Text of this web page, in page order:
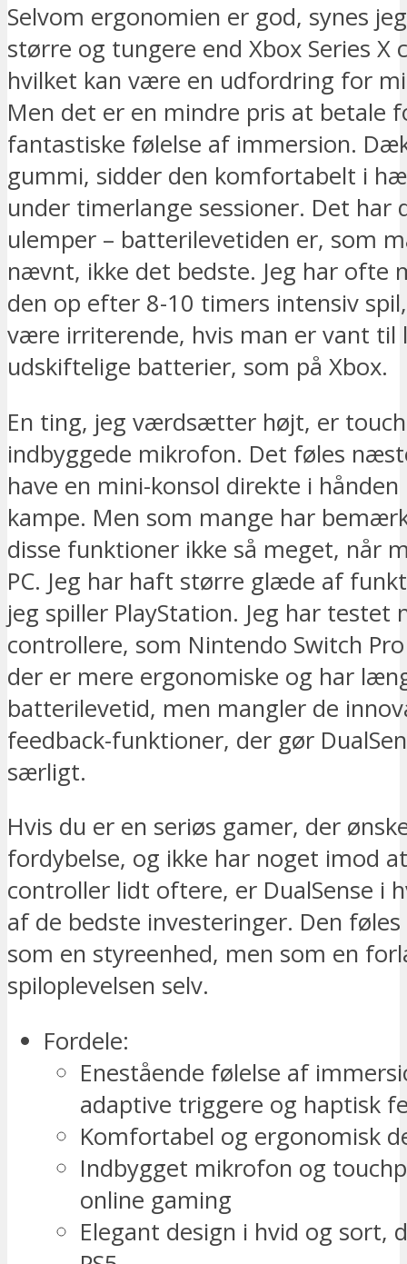
Selvom ergonomien er god, synes
større og tungere end Xbox Series X
hvilket kan være en udfordring for
Men det er en mindre pris at betale
fantastiske følelse af immersion.
gummi, sidder den komfortabelt i
under timerlange sessioner. Det har
ulemper – batterilevetiden er, som
nævnt, ikke det bedste. Jeg har ofte
den op efter 8-10 timers intensiv
være irriterende, hvis man er vant til
udskiftelige batterier, som på Xbox.
En ting, jeg værdsætter højt, er
indbyggede mikrofon. Det føles
have en mini-konsol direkte i
kampe. Men som mange har
disse funktioner ikke så meget, når
PC. Jeg har haft større glæde af
jeg spiller PlayStation. Jeg har testet
controllere, som Nintendo Switch
der er mere ergonomiske og har
batterilevetid, men mangler de
feedback-funktioner, der gør
særligt.
Hvis du er en seriøs gamer, der
fordybelse, og ikke har noget imod
controller lidt oftere, er DualSense i
af de bedste investeringer. Den
som en styreenhed, men som en
spiloplevelsen selv.
Fordele:
Enestående følelse af
adaptive triggere og haptisk
Komfortabel og ergonomisk
Indbygget mikrofon og
online gaming
Elegant design i hvid og sort,